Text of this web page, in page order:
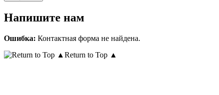
Напишите нам
Ошибка: Контактная форма не найдена.
Return to Top ▲